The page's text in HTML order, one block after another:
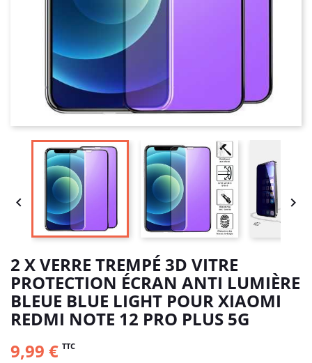
 
2 X VERRE TREMPÉ 3D VITRE
PROTECTION ÉCRAN ANTI LUMIÈRE
BLEUE BLUE LIGHT POUR XIAOMI
REDMI NOTE 12 PRO PLUS 5G
9,99 € TTC